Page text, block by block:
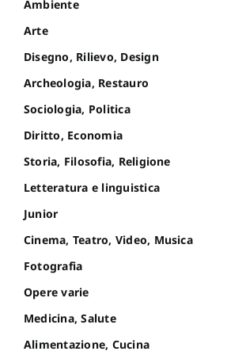
Ambiente
Arte
Disegno, Rilievo, Design
Archeologia, Restauro
Sociologia, Politica
Diritto, Economia
Storia, Filosofia, Religione
Letteratura e linguistica
Junior
Cinema, Teatro, Video, Musica
Fotografia
Opere varie
Medicina, Salute
Alimentazione, Cucina